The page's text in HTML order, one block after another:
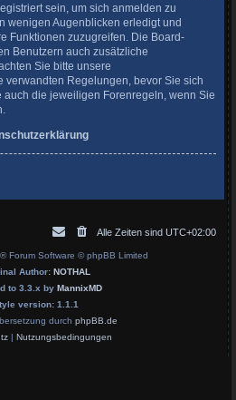
sein, um sich anmelden zu
wenigen Augenblicken erledigt und
Funktionen zuzugreifen. Die Board-
Benutzern auch zusätzliche
Sie bitte unsere
verwandten Regelungen, bevor Sie sich
auch die jeweiligen Forenregeln, wenn Sie
Alle Zeiten sind UTC+02:00
® Forum Software © phpBB Limited
Author: NOTHAL
to 3.3.x by MannixMD
version: 1.1.1
durch phpBB.de
| Nutzungsbedingungen